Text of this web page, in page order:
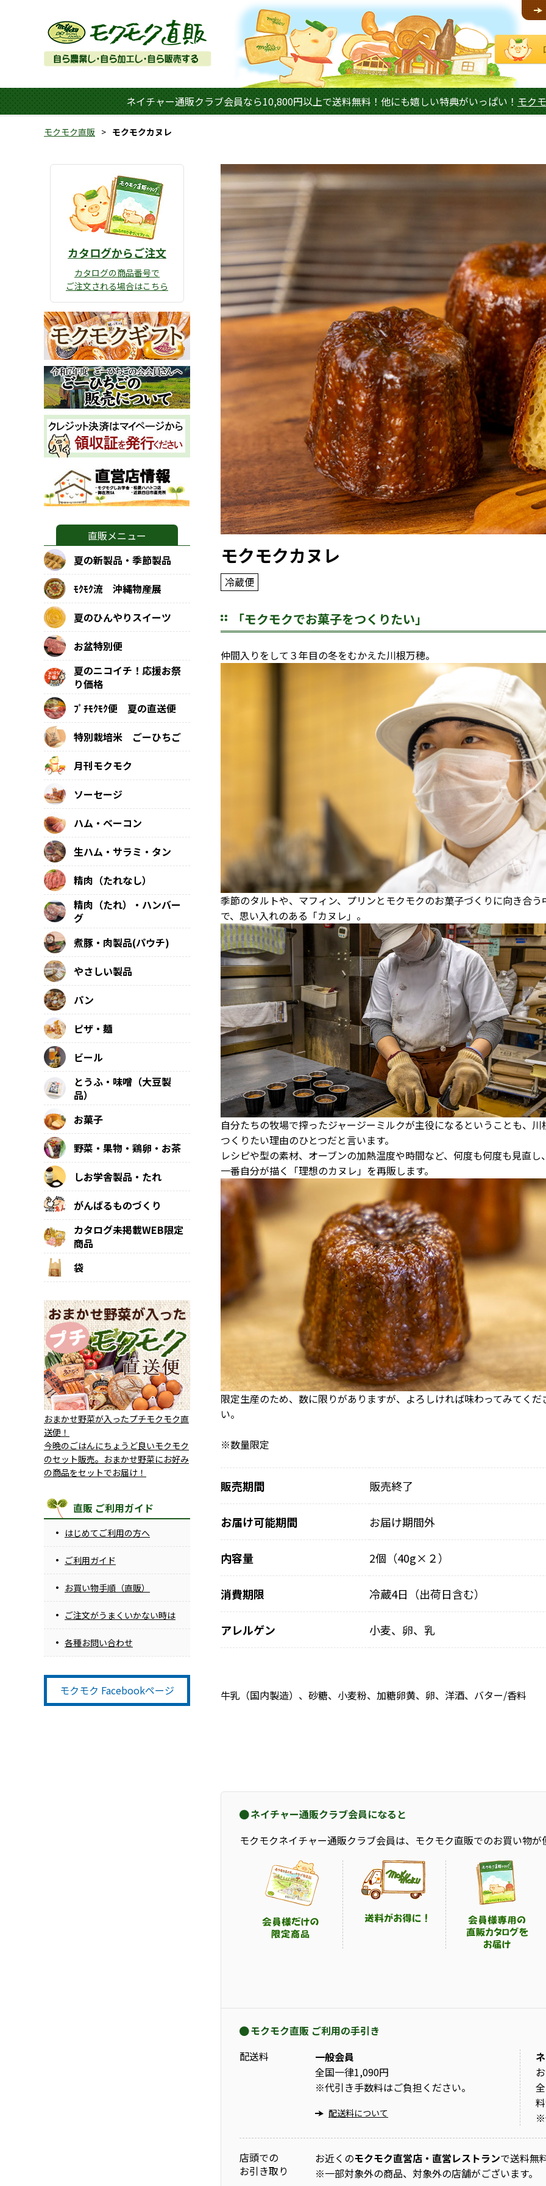
ネイチャー通販クラブ会員なら10,800円以上で送料無料！他にも嬉しい特典がいっぱい！ モク
モクモク直販 モクモクカヌレ
モクモクカヌレ
冷蔵便
「モクモクでお菓子をつくりたい」
仲間入りをして３年目の冬をむかえた川根万穂。
季節のタルトや、マフィン、プリンとモクモクのお菓子づくりに向き合う
で、思い入れのある「カヌレ」。
自分たちの牧場で搾ったジャージーミルクが主役になるということも、川
つくりたい理由のひとつだと言います。
レシピや型の素材、オーブンの加熱温度や時間など、何度も何度も見直し
一番自分が描く「理想のカヌレ」を再販します。
限定生産のため、数に限りがありますが、よろしければ味わってみてくだ
い。
※数量限定
販売期間 販売終了
お届け可能期間 お届け期間外
内容量 2個（40g×２）
消費期限 冷蔵4日（出荷日含む）
アレルゲン 小麦、卵、乳
牛乳（国内製造）、砂糖、小麦粉、加糖卵黄、卵、洋酒、バター/香料
カタログからご注文
カタログの商品番号で
ご注文される場合はこちら
直販メニュー
夏の新製品・季節製品
ﾓｸﾓｸ流 沖縄物産展
夏のひんやりスイーツ
お盆特別便
夏のニコイチ！応援お祭
り価格
ﾌﾟﾁﾓｸﾓｸ便 夏の直送便
特別栽培米 ごーひちご
月刊モクモク
ソーセージ
ハム・ベーコン
生ハム・サラミ・タン
精肉（たれなし）
精肉（たれ）・ハンバー
グ
煮豚・肉製品(パウチ)
やさしい製品
パン
ピザ・麺
ビール
とうふ・味噌（大豆製
品）
お菓子
野菜・果物・鶏卵・お茶
しお学舎製品・たれ
がんばるものづくり
カタログ未掲載WEB限定
商品
袋
おまかせ野菜が入ったプチモクモク直
送便！
今晩のごはんにちょうど良いモクモク
のセット販売。おまかせ野菜にお好み
の商品をセットでお届け！
直販 ご利用ガイド
はじめてご利用の方へ
ご利用ガイド
お買い物手順（直販）
ご注文がうまくいかない時は
各種お問い合わせ
モクモク Facebookページ
ネイチャー通販クラブ会員になると
モクモクネイチャー通販クラブ会員は、モクモク直販でのお買い物が
モクモク直販 ご利用の手引き
配送料
一般会員
全国一律1,090円
※代引き手数料はご負担ください。
配送料について
※
店頭での
お引き取り
お近くのモクモク直営店・直営レストランで送料無
※一部対象外の商品、対象外の店舗がございます。